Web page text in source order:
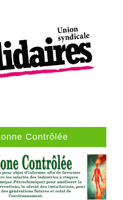
Contrôlée